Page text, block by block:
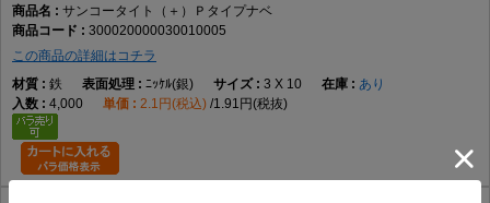
サンコータイト（＋）Ｐタイプナベ
300020000030010005
この商品の詳細はコチラ
鉄
ﾆｯｹﾙ(銀) 3 X 10
あり
4,000
2.1円(税込) 1.91円(税抜)